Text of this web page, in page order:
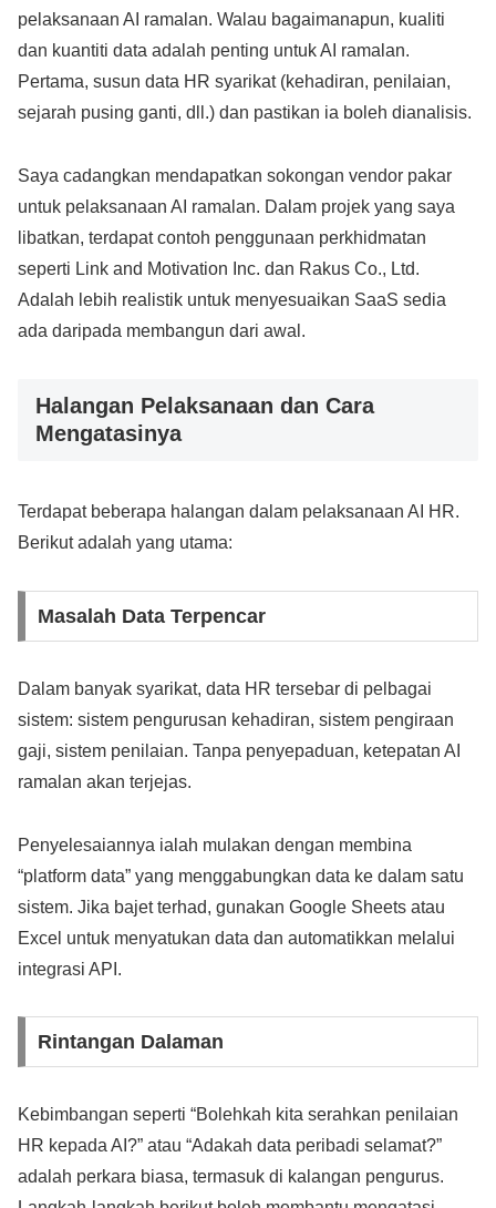
pelaksanaan AI ramalan. Walau bagaimanapun, kualiti
dan kuantiti data adalah penting untuk AI ramalan.
Pertama, susun data HR syarikat (kehadiran, penilaian,
sejarah pusing ganti, dll.) dan pastikan ia boleh dianalisis.
Saya cadangkan mendapatkan sokongan vendor pakar
untuk pelaksanaan AI ramalan. Dalam projek yang saya
libatkan, terdapat contoh penggunaan perkhidmatan
seperti Link and Motivation Inc. dan Rakus Co., Ltd.
Adalah lebih realistik untuk menyesuaikan SaaS sedia
ada daripada membangun dari awal.
Halangan Pelaksanaan dan Cara
Mengatasinya
Terdapat beberapa halangan dalam pelaksanaan AI HR.
Berikut adalah yang utama:
Masalah Data Terpencar
Dalam banyak syarikat, data HR tersebar di pelbagai
sistem: sistem pengurusan kehadiran, sistem pengiraan
gaji, sistem penilaian. Tanpa penyepaduan, ketepatan AI
ramalan akan terjejas.
Penyelesaiannya ialah mulakan dengan membina
“platform data” yang menggabungkan data ke dalam satu
sistem. Jika bajet terhad, gunakan Google Sheets atau
Excel untuk menyatukan data dan automatikkan melalui
integrasi API.
Rintangan Dalaman
Kebimbangan seperti “Bolehkah kita serahkan penilaian
HR kepada AI?” atau “Adakah data peribadi selamat?”
adalah perkara biasa, termasuk di kalangan pengurus.